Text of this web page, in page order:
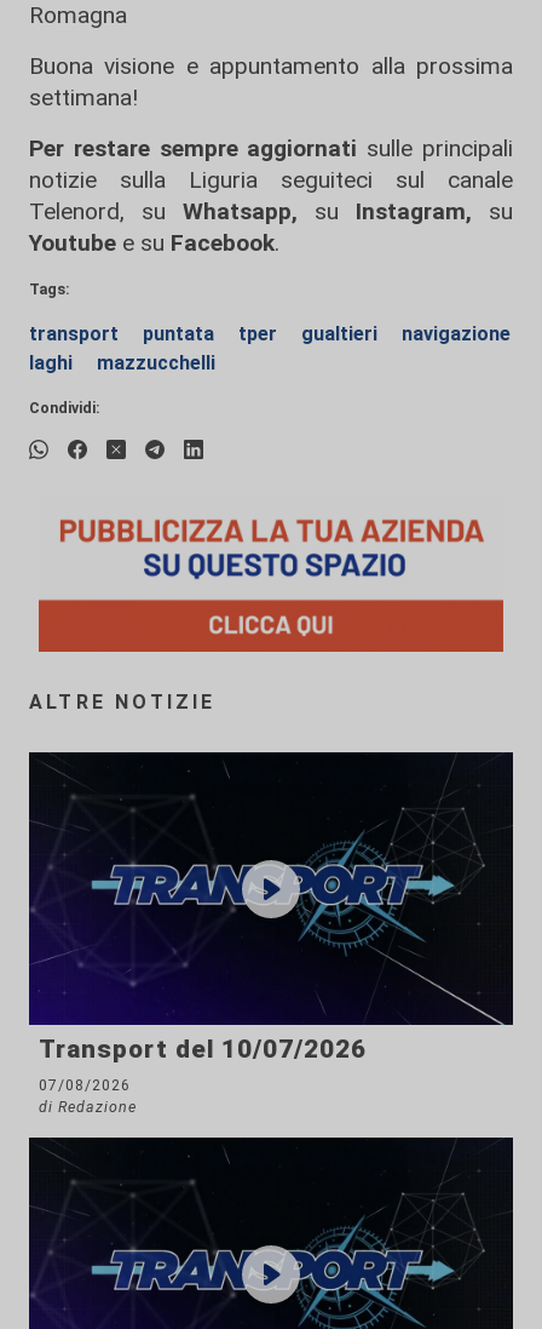
Romagna
Buona visione e appuntamento alla prossima
settimana!
Per restare sempre aggiornati sulle principali
notizie sulla Liguria seguiteci sul canale
Telenord, su
Whatsapp, su Instagram, su
Youtube e su Facebook.
Tags:
transport puntata tper gualtieri
navigazione
laghi
mazzucchelli
Condividi:
ALTRE NOTIZIE
Transport del 10/07/2026
07/08/2026
di Redazione